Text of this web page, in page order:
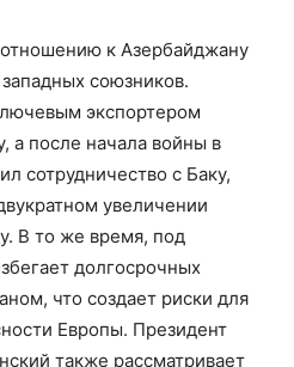
к Азербайджану
союзников.
экспортером
а после начала войны в
сотрудничество с Баку,
увеличении
В то же время, под
долгосрочных
что создает риски для
Европы. Президент
также рассматривает